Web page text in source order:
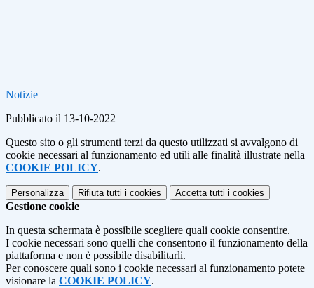
Notizie
Pubblicato il 13-10-2022
Questo sito o gli strumenti terzi da questo utilizzati si avvalgono di
cookie necessari al funzionamento ed utili alle finalità illustrate nella
COOKIE POLICY.
Personalizza Rifiuta tutti i cookies Accetta tutti i cookies
Gestione cookie
In questa schermata è possibile scegliere quali cookie consentire.
I cookie necessari sono quelli che consentono il funzionamento della
piattaforma e non è possibile disabilitarli.
Per conoscere quali sono i cookie necessari al funzionamento potete
visionare la COOKIE POLICY.